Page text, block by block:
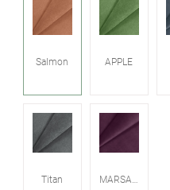
Salmon APPLE
Titan MARSALA